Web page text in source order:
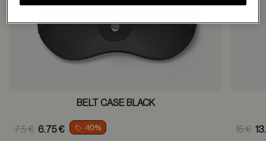
BELT CASE BLACK
Price reduced from
7.5 € 6.75 € -10% 15 €